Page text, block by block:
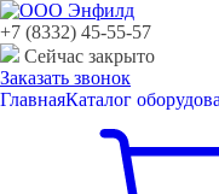
+7 (8332) 45-55-57
Сейчас закрыто
Заказать звонок
ГлавнаяКаталог